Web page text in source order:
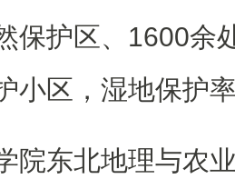
保护区、1600余
小区，湿地保护
院东北地理与农